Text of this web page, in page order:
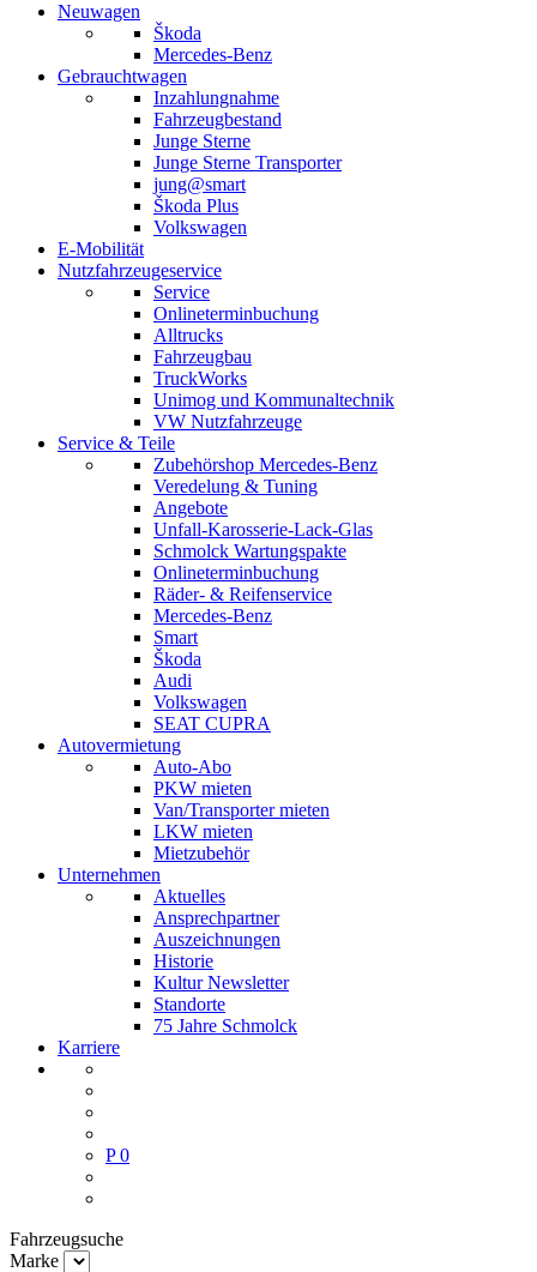
Neuwagen
Škoda
Mercedes-Benz
Gebrauchtwagen
Inzahlungnahme
Fahrzeugbestand
Junge Sterne
Junge Sterne Transporter
jung@smart
Škoda Plus
Volkswagen
E-Mobilität
Nutzfahrzeugeservice
Service
Onlineterminbuchung
Alltrucks
Fahrzeugbau
TruckWorks
Unimog und Kommunaltechnik
VW Nutzfahrzeuge
Service & Teile
Zubehörshop Mercedes-Benz
Veredelung & Tuning
Angebote
Unfall-Karosserie-Lack-Glas
Schmolck Wartungspakte
Onlineterminbuchung
Räder- & Reifenservice
Mercedes-Benz
Smart
Škoda
Audi
Volkswagen
SEAT CUPRA
Autovermietung
Auto-Abo
PKW mieten
Van/Transporter mieten
LKW mieten
Mietzubehör
Unternehmen
Aktuelles
Ansprechpartner
Auszeichnungen
Historie
Kultur Newsletter
Standorte
75 Jahre Schmolck
Karriere
P 0
Fahrzeugsuche
Marke